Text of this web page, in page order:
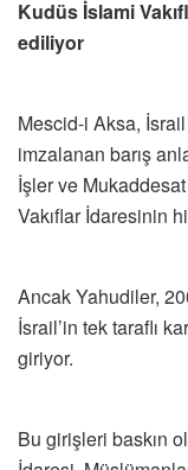
Kudüs İslami
ediliyor
Mescid-i Aksa,
imzalanan barış
İşler ve
Vakıflar İdaresinin
Ancak Yahudiler,
İsrail’in tek taraflı
giriyor.
Bu girişleri baskın